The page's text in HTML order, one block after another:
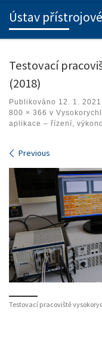
Skip to content
Ústav
Testovací
(2018)
Publikováno 12. 1. 2021
800 × 366 v
aplikace – řízení,
Images navigation
Previous
Testovací pracoviště